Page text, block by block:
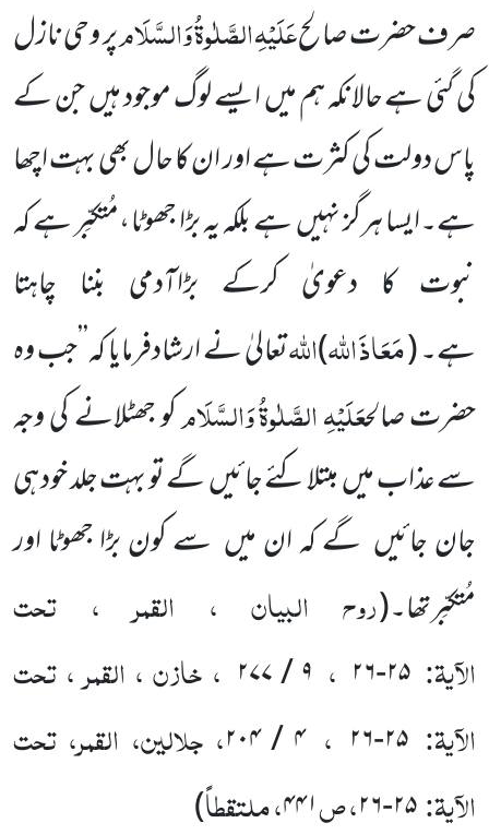
صرف حضرت صالحعَلَیْہِالصَّلٰوۃُوَالسَّلَامپر وحی نازل
کی گئی ہے حالانکہ ہم میں ایسے لوگ موجود ہیں جن کے
پاس دولت کی کثرت ہے اور ان کا حال بھی بہت اچھا
ہے۔ایسا ہرگز نہیں ہے بلکہ یہ بڑا جھوٹا ،مُتکبِّر ہے کہ
نبوت کا دعویٰ کرکے بڑاآدمی بننا چاہتا
ہے۔(مَعَاذَاللہ)اللہتعالیٰ نے ارشادفرمایاکہ’’جب وہ
حضرت صالحعَلَیْہِالصَّلٰوۃُوَالسَّلَامکوجھٹلانے کی وجہ
سے عذاب میں مبتلا کئے جائیں گے تو بہت جلد خود ہی
جان جائیں گے کہ ان میں سے کون بڑا جھوٹا اور
مُتکبِّرتھا۔(روح البیان ، القمر ، تحت
الآیۃ: ۲۵-۲۶ ، ۹/۲۷۷ ، خازن ، القمر ، تحت
الآیۃ: ۲۵-۲۶ ، ۴/۲۰۴، جلالین، القمر، تحت
الآیۃ:۲۵-۲۶، ص۴۴۱، ملتقطاً)